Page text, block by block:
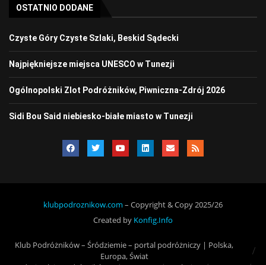
OSTATNIO DODANE
Czyste Góry Czyste Szlaki, Beskid Sądecki
Najpiękniejsze miejsca UNESCO w Tunezji
Ogólnopolski Zlot Podróżników, Piwniczna-Zdrój 2026
Sidi Bou Said niebiesko-białe miasto w Tunezji
klubpodroznikow.com – Copyright & Copy 2025/26
Created by Konfig.Info
Klub Podróżników – Śródziemie – portal podróżniczy | Polska,
Europa, Świat